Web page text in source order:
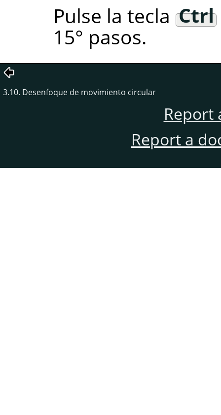
Pulse la tecla Ctrl
15° pasos.
3.10. Desenfoque de movimiento circular
Report
Report a